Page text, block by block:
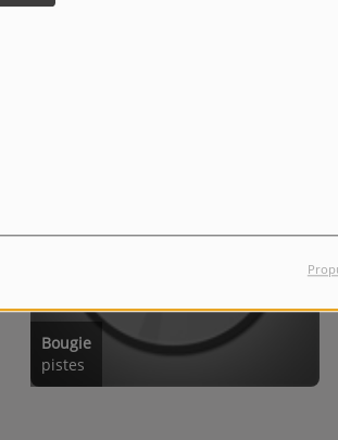
Bougie
pistes